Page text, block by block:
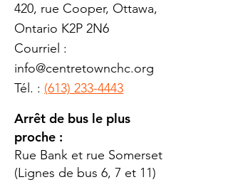
420, rue Cooper, Ottawa,
Ontario K2P 2N6
Courriel :
info@centretownchc.org
Tél. : (613) 233-4443
Arrêt de bus le plus
proche :
Rue Bank et rue Somerset
(Lignes de bus 6, 7 et 11)